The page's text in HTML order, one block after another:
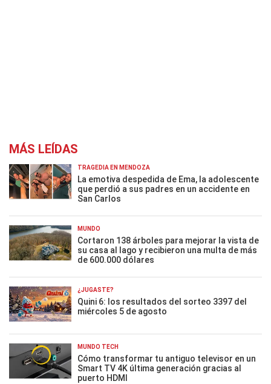
MÁS LEÍDAS
TRAGEDIA EN MENDOZA
La emotiva despedida de Ema, la adolescente
que perdió a sus padres en un accidente en
San Carlos
MUNDO
Cortaron 138 árboles para mejorar la vista de
su casa al lago y recibieron una multa de más
de 600.000 dólares
¿JUGASTE?
Quini 6: los resultados del sorteo 3397 del
miércoles 5 de agosto
MUNDO TECH
Cómo transformar tu antiguo televisor en un
Smart TV 4K última generación gracias al
puerto HDMI